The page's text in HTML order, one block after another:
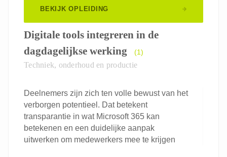
BEKIJK OPLEIDING
Digitale tools integreren in de
dagdagelijkse werking
(1)
Techniek, onderhoud en productie
Deelnemers zijn zich ten volle bewust van het
verborgen potentieel. Dat betekent
transparantie in wat Microsoft 365 kan
betekenen en een duidelijke aanpak
uitwerken om medewerkers mee te krijgen